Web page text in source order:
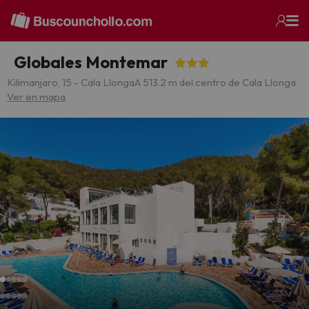
Globales Montemar
Kilimanjaro, 15 - Cala LlongaA 513.2 m del centro de Cala Llonga
Ver en mapa